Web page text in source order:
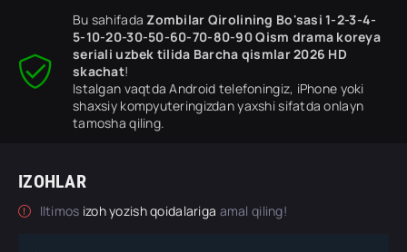
Bu sahifadaZombilar Qirolining Bo'sasi 1-2-3-4-
5-10-20-30-50-60-70-80-90 Qism drama koreya
seriali uzbek tilida Barcha qismlar 2026 HD
skachat!
Istalgan vaqtda Android telefoningiz, iPhone yoki
shaxsiy kompyuteringizdan yaxshi sifatda onlayn
tamosha qiling.
IZOHLAR
Iltimos izoh yozish qoidalariga amal qiling!